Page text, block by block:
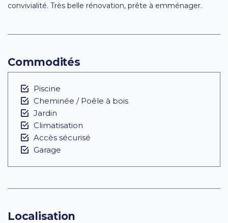
convivialité. Très belle rénovation, prête à emménager.
Commodités
Piscine
Cheminée / Poêle à bois
Jardin
Climatisation
Accès sécurisé
Garage
Localisation